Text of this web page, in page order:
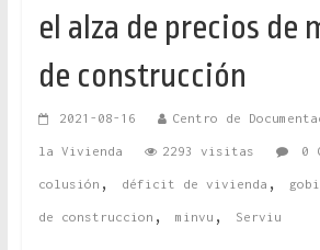
el alza de precios de
de construcción
2021-08-16 Centro de
la Vivienda 2293 visitas 0
colusión , déficit de vivienda ,
de construccion , minvu , Serviu